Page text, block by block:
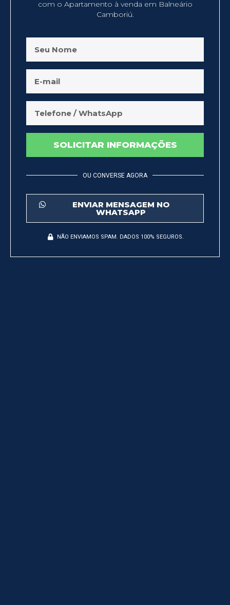
com o Apartamento à venda em Balneário
Camboriú.
SOLICITAR INFORMAÇÕES
OU CONVERSE AGORA
ENVIAR MENSAGEM NO
WHATSAPP
NÃO ENVIAMOS SPAM. DADOS 100% SEGUROS.